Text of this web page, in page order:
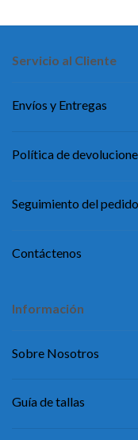
Servicio al Cliente
Envíos y Entregas
Política de
Seguimiento del pedido
Contáctenos
Información
Sobre Nosotros
Guía de tallas